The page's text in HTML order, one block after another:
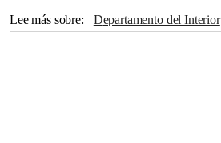
Lee más sobre
Departamento del Interior